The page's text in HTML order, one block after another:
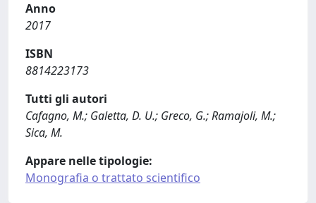
Anno
2017
ISBN
8814223173
Tutti gli autori
Cafagno, M.; Galetta, D. U.; Greco, G.; Ramajoli, M.;
Sica, M.
Appare nelle tipologie:
Monografia o trattato scientifico